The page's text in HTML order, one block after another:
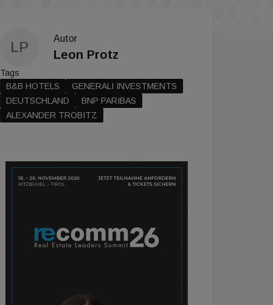
LP
Autor
Leon Protz
Tags
B&B HOTELS
GENERALI INVESTMENTS
DEUTSCHLAND
BNP PARIBAS
ALEXANDER TROBITZ